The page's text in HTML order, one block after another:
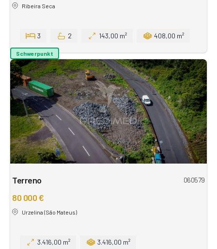
Ribeira Seca
3 2 143,00 m² 408,00 m²
Schwerpunkt
Terreno 060579
80 000 €
Urzelina (São Mateus)
3.416,00 m² 3.416,00 m²